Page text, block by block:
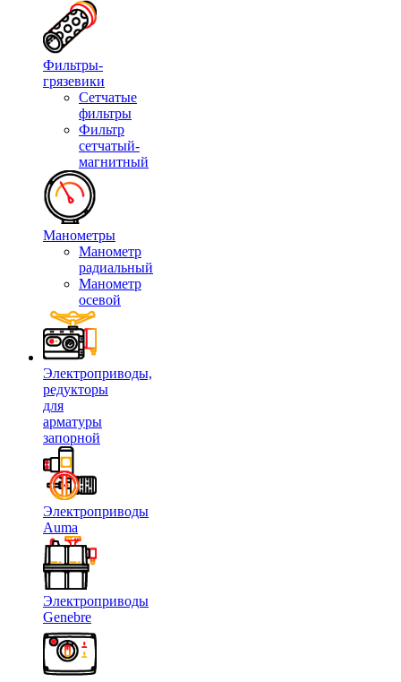
Фильтры-
грязевики
Сетчатые
фильтры
Фильтр
сетчатый-
магнитный
Манометры
Манометр
радиальный
Манометр
осевой
Электроприводы,
редукторы
для
арматуры
запорной
Электроприводы
Auma
Электроприводы
Genebre